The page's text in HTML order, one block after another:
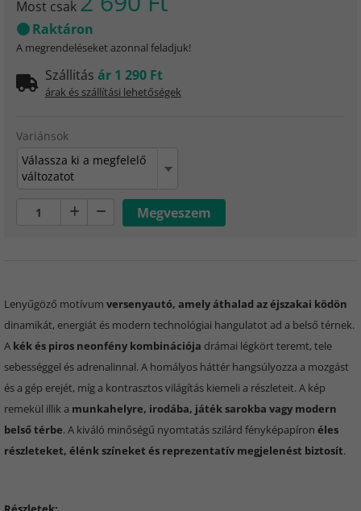
Most csak
Raktáron
A megrendeléseket azonnal feladjuk!
Szállitás ár 1 290 Ft
árak és szállítási lehetőségek
Variánsok
Válassza ki a megfelelő
változatot
Lenyűgöző motívum versenyautó, amely áthalad az éjszakai ködön
dinamikát, energiát és modern technológiai hangulatot ad a belső térnek.
A kék és piros neonfény kombinációja drámai légkört teremt, tele
sebességgel és adrenalinnal. A homályos háttér hangsúlyozza a mozgást
és a gép erejét, míg a kontrasztos világítás kiemeli a részleteit. A kép
remekül illik a munkahelyre, irodába, játék sarokba vagy modern
belső térbe. A kiváló minőségű nyomtatás szilárd fényképapíron éles
részleteket, élénk színeket és reprezentatív megjelenést biztosít.